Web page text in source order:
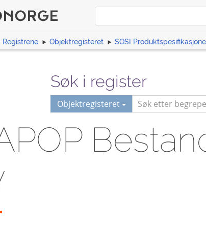
Registrene Objektregisteret SOSI
Søk i register
Objektregisteret